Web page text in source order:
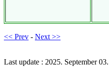
<< Prev - Next >>
Last update : 2025. September